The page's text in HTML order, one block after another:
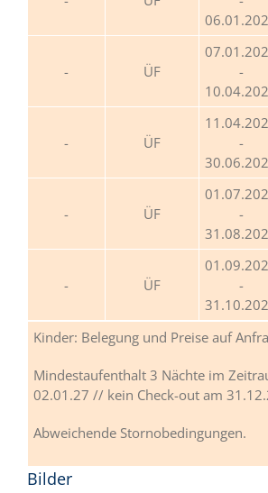
ÜF
-
ÜF
-
ÜF
-
ÜF
-
Kinder: Belegung und Preise auf
Mindestaufenthalt 3 Nächte im
02.01.27 // kein Check-out am
Abweichende Stornobedingungen.
Bilder